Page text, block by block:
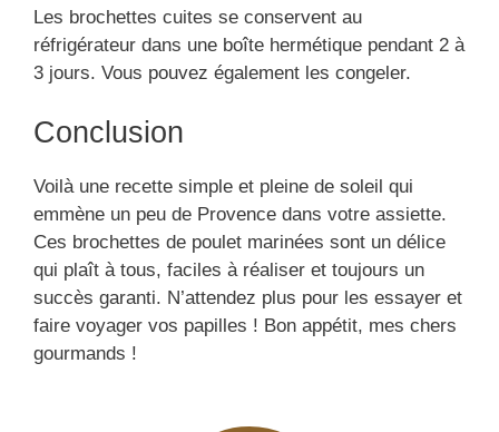
Les brochettes cuites se conservent au
réfrigérateur dans une boîte hermétique pendant 2 à
3 jours. Vous pouvez également les congeler.
Conclusion
Voilà une recette simple et pleine de soleil qui
emmène un peu de Provence dans votre assiette.
Ces brochettes de poulet marinées sont un délice
qui plaît à tous, faciles à réaliser et toujours un
succès garanti. N’attendez plus pour les essayer et
faire voyager vos papilles ! Bon appétit, mes chers
gourmands !